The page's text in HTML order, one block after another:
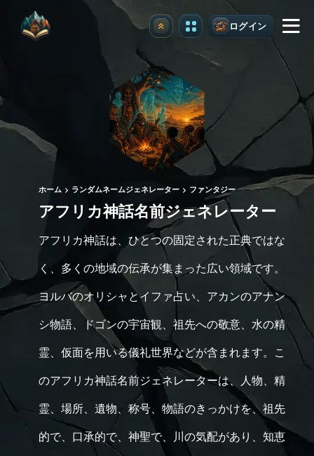
アップグレード ログイン
ホーム ランダムネームジェネレーター ファンタジー
アフリカ神話名前ジェネレーター
アフリカ神話は、ひとつの固定された正典ではな
く、多くの地域の伝承が集まった広い領域です。
ヨルバのオリシャとイファ占い、アカンのアナン
シ物語、ドゴンの宇宙観、祖先への敬意、水の精
霊、仮面を用いる儀礼世界などが含まれます。こ
のアフリカ神話名前ジェネレーターは、人物、精
霊、場所、遺物、称号、物語のきっかけを、祖先
的で、口承的で、神聖で、川の気配があり、知恵